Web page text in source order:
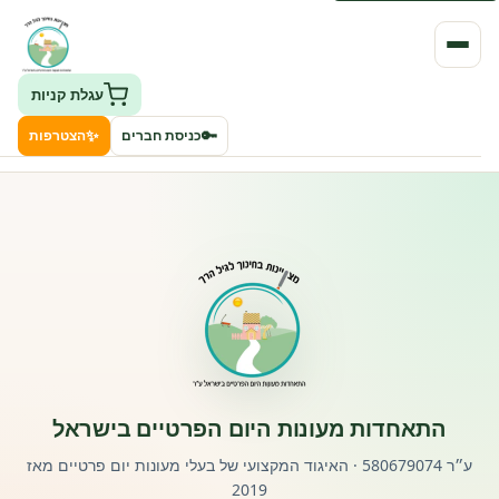
פורטל לוח מודעות דרושים עובדים
עגלת קניות
🔑כניסת חברים ✨הצטרפות
התאחדות מעונות היום הפרטיים בישראל
ע״ר 580679074 · האיגוד המקצועי של בעלי מעונות יום פרטיים מאז
2019